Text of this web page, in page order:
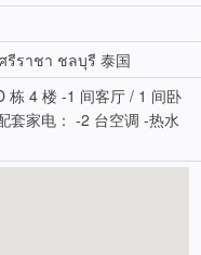
รีราชา ชลบุรี 泰国
栋 4 楼 -1 间客厅 / 1 间卧
套家电： -2 台空调 -热水